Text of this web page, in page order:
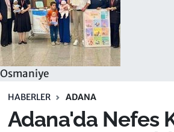
Osmaniye
HABERLER ADANA
Adana'da Nefes
Tüm Manşetler
Son Dakika Haberleri